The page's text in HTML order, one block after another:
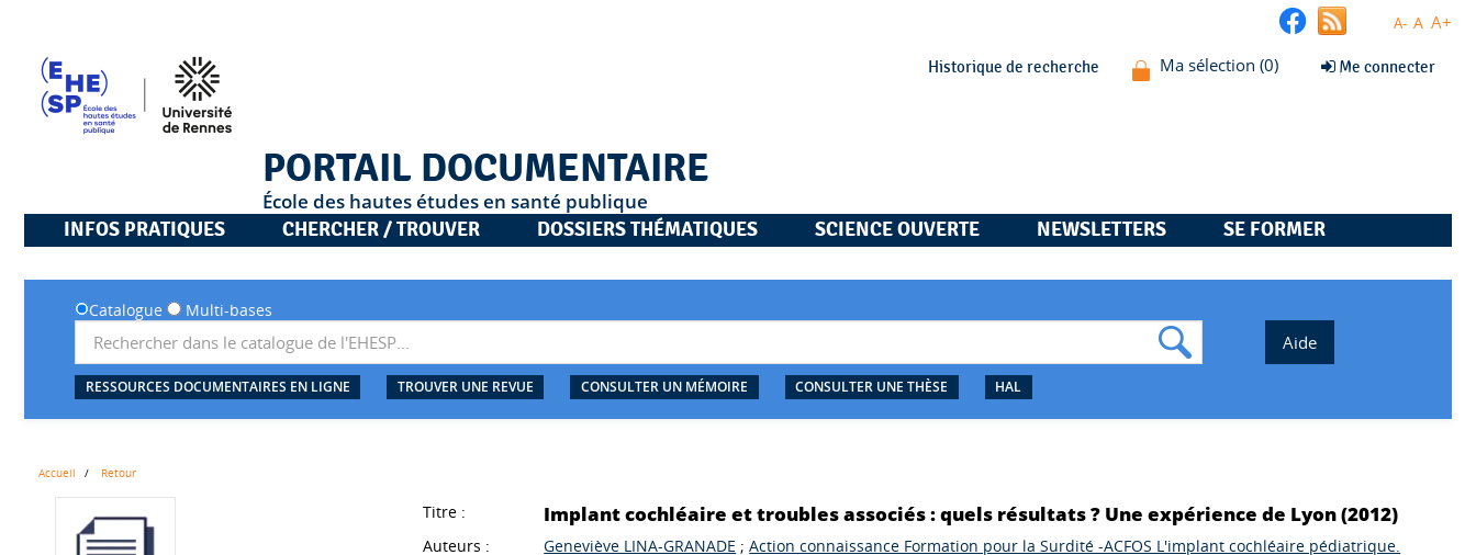
A- A A+
Historique de recherche Me connecter
PORTAIL DOCUMENTAIRE
École des hautes études en santé publique
INFOS PRATIQUES
CHERCHER / TROUVER DOSSIERS THÉMATIQUES SCIENCE OUVERTE NEWSLETTERS SE FORMER
Catalogue Multi-bases
RESSOURCES DOCUMENTAIRES EN LIGNE TROUVER UNE REVUE CONSULTER UN MÉMOIRE CONSULTER UNE THÈSE HAL
Accueil Retour
Titre : Implant cochléaire et troubles associés : quels résultats ? Une expérience de Lyon (2012)
Auteurs : Geneviève LINA-GRANADE ;Action connaissance Formation pour la Surdité -ACFOS L'implant cochléaire pédiatrique.